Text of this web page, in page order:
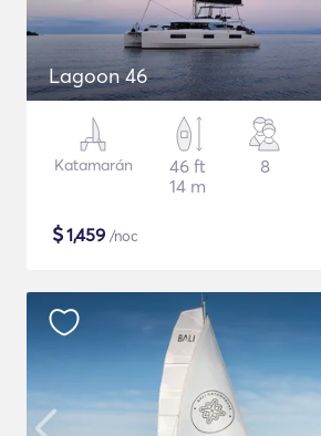
Lagoon 46
Katamarán
46 ft
14 m
8
$1,459 /noc